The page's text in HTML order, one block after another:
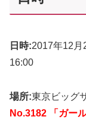
日時:2017年12月
16:00
場所:東京ビッグ
No.3182 「ガー